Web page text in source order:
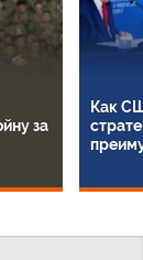
за
Как